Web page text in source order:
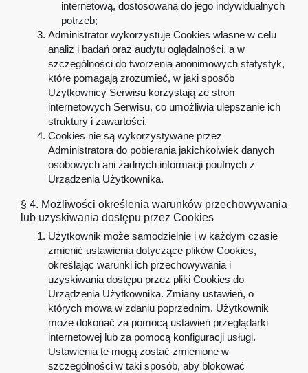
internetową, dostosowaną do jego indywidualnych
potrzeb;
Administrator wykorzystuje Cookies własne w celu
analiz i badań oraz audytu oglądalności, a w
szczególności do tworzenia anonimowych statystyk,
które pomagają zrozumieć, w jaki sposób
Użytkownicy Serwisu korzystają ze stron
internetowych Serwisu, co umożliwia ulepszanie ich
struktury i zawartości.
Cookies nie są wykorzystywane przez
Administratora do pobierania jakichkolwiek danych
osobowych ani żadnych informacji poufnych z
Urządzenia Użytkownika.
§ 4. Możliwości określenia warunków przechowywania
lub uzyskiwania dostępu przez Cookies
Użytkownik może samodzielnie i w każdym czasie
zmienić ustawienia dotyczące plików Cookies,
określając warunki ich przechowywania i
uzyskiwania dostępu przez pliki Cookies do
Urządzenia Użytkownika. Zmiany ustawień, o
których mowa w zdaniu poprzednim, Użytkownik
może dokonać za pomocą ustawień przeglądarki
internetowej lub za pomocą konfiguracji usługi.
Ustawienia te mogą zostać zmienione w
szczególności w taki sposób, aby blokować